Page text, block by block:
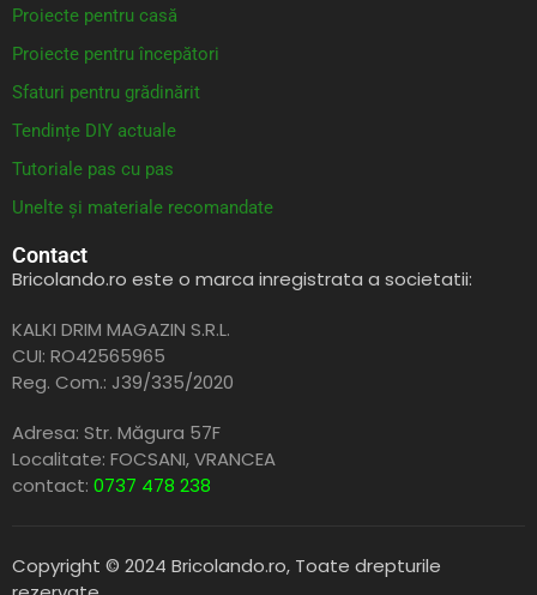
Proiecte pentru casă
Proiecte pentru începători
Sfaturi pentru grădinărit
Tendințe DIY actuale
Tutoriale pas cu pas
Unelte și materiale recomandate
Contact
Bricolando.ro este o marca inregistrata a societatii:
KALKI DRIM MAGAZIN S.R.L.
CUI: RO42565965
Reg. Com.: J39/335/2020
Adresa: Str. Măgura 57F
Localitate: FOCSANI,VRANCEA
contact: 0737 478 238
Copyright © 2024 Bricolando.ro, Toate drepturile